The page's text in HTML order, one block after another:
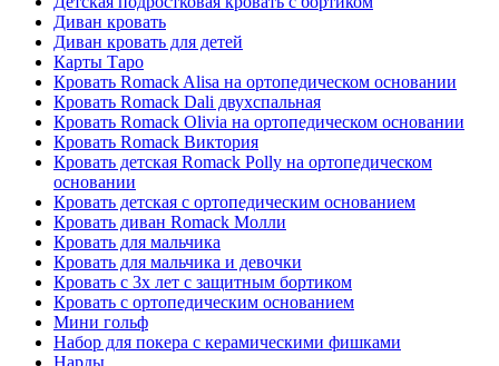
Диван кровать
Диван кровать для детей
Карты Таро
Кровать Romack Alisa на ортопедическом основании
Кровать Romack Dali двухспальная
Кровать Romack Olivia на ортопедическом основании
Кровать Romack Виктория
Кровать детская Romack Polly на ортопедическом
основании
Кровать детская с ортопедическим основанием
Кровать диван Romack Молли
Кровать для мальчика
Кровать для мальчика и девочки
Кровать с 3х лет с защитным бортиком
Кровать с ортопедическим основанием
Мини гольф
Набор для покера с керамическими фишками